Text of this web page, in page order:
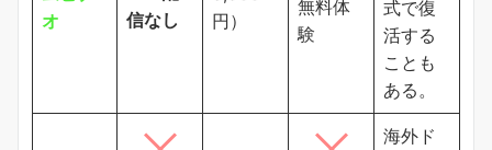
オ
信なし
円）
無料体
験
式で復
活する
ことも
ある。
海外ド